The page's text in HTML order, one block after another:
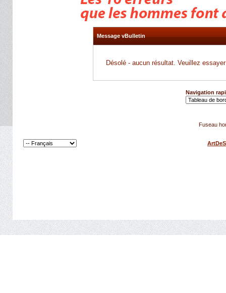
Message vBulletin
Désolé - aucun résultat. Veuillez
Navigation
Fuseau